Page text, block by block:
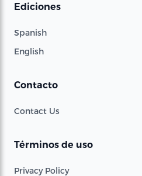
Ediciones
Spanish
English
Contacto
Contact Us
Términos de uso
Privacy Policy